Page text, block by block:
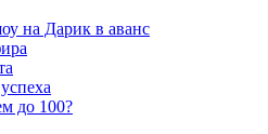
на Дарик в аванс
до 100?